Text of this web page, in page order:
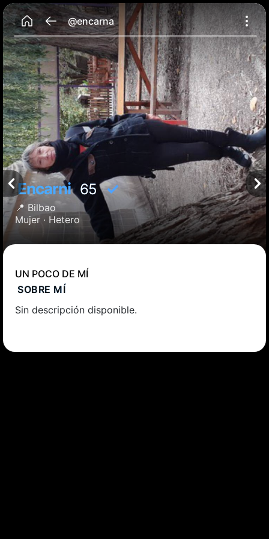
@encarna
Encarni 65✓
📍 Bilbao
Mujer · Hetero
UN POCO DE MÍ
SOBRE MÍ
Sin descripción disponible.